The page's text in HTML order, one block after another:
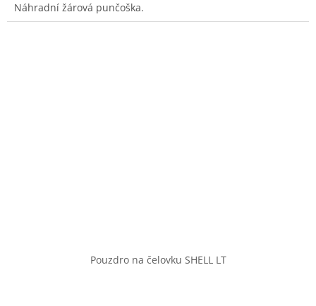
Náhradní žárová punčoška.
Pouzdro na čelovku SHELL LT